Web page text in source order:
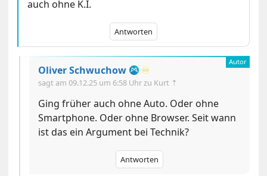
auch ohne K.I.
Antworten
Oliver Schwuchow ♾️
sagt am09.12.25 um 6:58 Uhrzu Kurt ⇡
Ging früher auch ohne Auto. Oder ohne
Smartphone. Oder ohne Browser. Seit wann
ist das ein Argument bei Technik?
Antworten